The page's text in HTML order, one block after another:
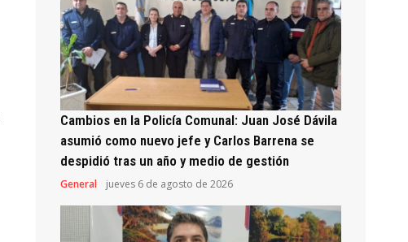
Cambios en la Policía Comunal: Juan José Dávila
asumió como nuevo jefe y Carlos Barrena se
despidió tras un año y medio de gestión
General jueves 6 de agosto de 2026